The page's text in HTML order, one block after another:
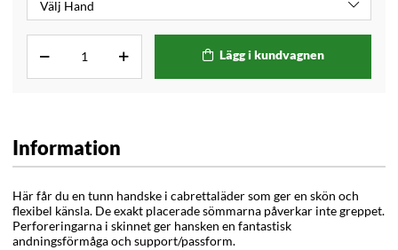
Lägg i kundvagnen
Information
Här får du en tunn handske i cabrettaläder som ger en skön och
flexibel känsla. De exakt placerade sömmarna påverkar inte greppet.
Perforeringarna i skinnet ger hansken en fantastisk
andningsförmåga och support/passform.